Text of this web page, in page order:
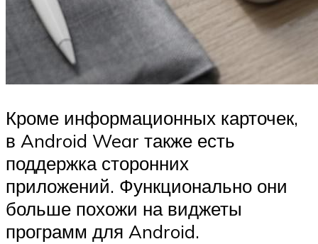
Кроме информационных карточек,
в Android Wear также есть
поддержка сторонних
приложений. Функционально они
больше похожи на виджеты
программ для Android.